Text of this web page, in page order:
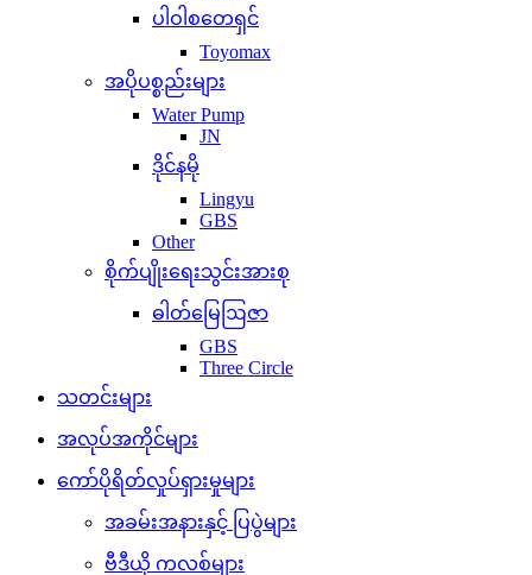
ပါဝါစတေရှင်
Toyomax
အပိုပစ္စည်းများ
Water Pump
JN
ဒိုင်နမို
Lingyu
GBS
Other
စိုက်ပျိုးရေးသွင်းအားစု
ဓါတ်မြေဩဇာ
GBS
Three Circle
သတင်းများ
အလုပ်အကိုင်များ
ကော်ပိုရိတ်လှုပ်ရှားမှုများ
အခမ်းအနားနှင့် ပြပွဲများ
ဗီဒီယို ကလစ်များ